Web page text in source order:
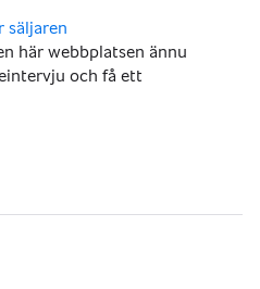
här webbplatsen ännu
och få ett